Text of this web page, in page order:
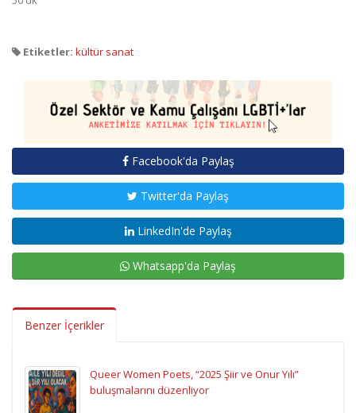
Etiketler: kültür sanat
Facebook'da Paylaş
Twitter'da Paylaş
LinkedIn'de Paylaş
Whatsapp'da Paylaş
Benzer İçerikler
Queer Women Poets, “2025 Şiir ve Onur Yılı”
buluşmalarını düzenliyor